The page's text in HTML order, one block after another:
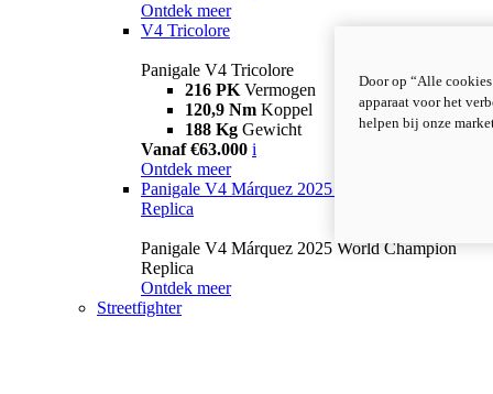
Ontdek meer
V4 Tricolore
Panigale V4 Tricolore
216 PK Vermogen
120,9 Nm Koppel
188 Kg Gewicht
Vanaf €63.000 i
Ontdek meer
Panigale V4 Márquez 2025 World Champion
Replica
Panigale V4 Márquez 2025 World Champion
Replica
Ontdek meer
Streetfighter
Door op “Alle
apparaat voor het
helpen bij onze